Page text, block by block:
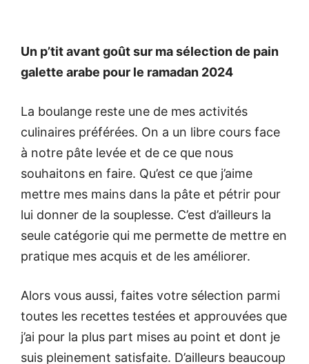
Un p’tit avant goût sur ma sélection de pain
galette arabe pour le ramadan 2024
La boulange reste une de mes activités
culinaires préférées. On a un libre cours face
à notre pâte levée et de ce que nous
souhaitons en faire. Qu’est ce que j’aime
mettre mes mains dans la pâte et pétrir pour
lui donner de la souplesse. C’est d’ailleurs la
seule catégorie qui me permette de mettre en
pratique mes acquis et de les améliorer.
Alors vous aussi, faites votre sélection parmi
toutes les recettes testées et approuvées que
j’ai pour la plus part mises au point et dont je
suis pleinement satisfaite. D’ailleurs beaucoup